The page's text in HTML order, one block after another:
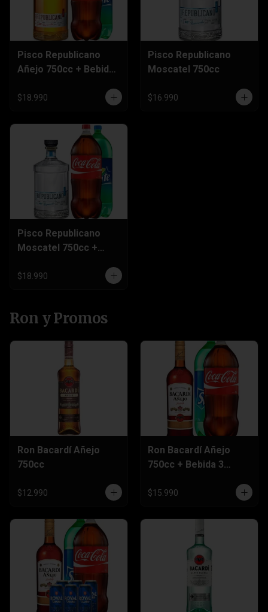
Pisco Republicano
Añejo 750cc + Bebida
$18.990
Pisco Republicano
Moscatel 750cc
$16.990
Pisco Republicano
Moscatel 750cc +
$18.990
Ron y Promos
Ron Bacardí Añejo
750cc
$12.990
Ron Bacardí Añejo
750cc + Bebida 3
$15.990